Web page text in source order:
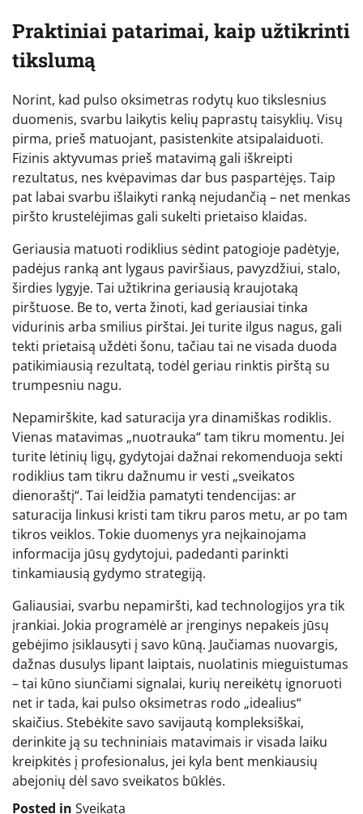
Praktiniai patarimai, kaip užtikrinti
tikslumą
Norint, kad pulso oksimetras rodytų kuo tikslesnius
duomenis, svarbu laikytis kelių paprastų taisyklių. Visų
pirma, prieš matuojant, pasistenkite atsipalaiduoti.
Fizinis aktyvumas prieš matavimą gali iškreipti
rezultatus, nes kvėpavimas dar bus paspartėjęs. Taip
pat labai svarbu išlaikyti ranką nejudančią – net menkas
piršto krustelėjimas gali sukelti prietaiso klaidas.
Geriausia matuoti rodiklius sėdint patogioje padėtyje,
padėjus ranką ant lygaus paviršiaus, pavyzdžiui, stalo,
širdies lygyje. Tai užtikrina geriausią kraujotaką
pirštuose. Be to, verta žinoti, kad geriausiai tinka
vidurinis arba smilius pirštai. Jei turite ilgus nagus, gali
tekti prietaisą uždėti šonu, tačiau tai ne visada duoda
patikimiausią rezultatą, todėl geriau rinktis pirštą su
trumpesniu nagu.
Nepamirškite, kad saturacija yra dinamiškas rodiklis.
Vienas matavimas „nuotrauka“ tam tikru momentu. Jei
turite lėtinių ligų, gydytojai dažnai rekomenduoja sekti
rodiklius tam tikru dažnumu ir vesti „sveikatos
dienoraštį“. Tai leidžia pamatyti tendencijas: ar
saturacija linkusi kristi tam tikru paros metu, ar po tam
tikros veiklos. Tokie duomenys yra neįkainojama
informacija jūsų gydytojui, padedanti parinkti
tinkamiausią gydymo strategiją.
Galiausiai, svarbu nepamiršti, kad technologijos yra tik
įrankiai. Jokia programėlė ar įrenginys nepakeis jūsų
gebėjimo įsiklausyti į savo kūną. Jaučiamas nuovargis,
dažnas dusulys lipant laiptais, nuolatinis mieguistumas
– tai kūno siunčiami signalai, kurių nereikėtų ignoruoti
net ir tada, kai pulso oksimetras rodo „idealius“
skaičius. Stebėkite savo savijautą kompleksiškai,
derinkite ją su techniniais matavimais ir visada laiku
kreipkitės į profesionalus, jei kyla bent menkiausių
abejonių dėl savo sveikatos būklės.
Posted in Sveikata